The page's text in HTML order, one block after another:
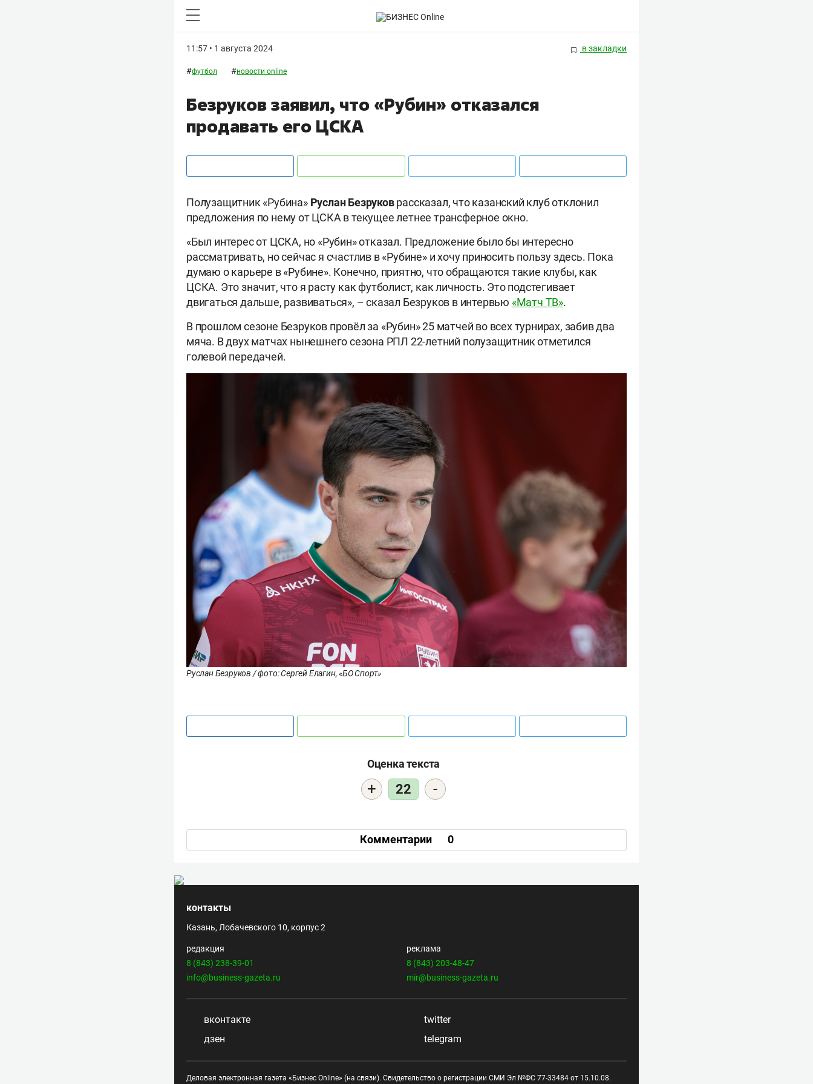
11:57 • 1 августа 2024 в закладки
#футбол #новости online
Безруков заявил, что «Рубин» отказался
продавать его ЦСКА
Полузащитник «Рубина» Руслан Безруковрассказал, что казанский клуб отклонил
предложения по нему от ЦСКА в текущее летнее трансферное окно.
«Был интерес от ЦСКА, но «Рубин» отказал. Предложение было бы интересно
рассматривать, но сейчас я счастлив в «Рубине» и хочу приносить пользу здесь. Пока
думаю о карьере в «Рубине». Конечно, приятно, что обращаются такие клубы, как
ЦСКА. Это значит, что я расту как футболист, как личность. Это подстегивает
двигаться дальше, развиваться», – сказал Безруков в интервью «Матч ТВ».
В прошлом сезоне Безруков провёл за «Рубин» 25 матчей во всех турнирах, забив два
мяча. В двух матчах нынешнего сезона РПЛ 22-летний полузащитник отметился
голевой передачей.
Руслан Безруков / фото: Сергей Елагин, «БО Спорт»
Оценка текста
+ 22 -
Комментарии 0
контакты
Казань, Лобачевского 10, корпус 2
редакция
8 (843) 238-39-01
info@business-gazeta.ru
реклама
8 (843) 203-48-47
mir@business-gazeta.ru
вконтакте
twitter
дзен
telegram
Деловая электронная газета «Бизнес Online» (на связи). Свидетельство о регистрации СМИ Эл №ФС 77-33484 от 15.10.08.